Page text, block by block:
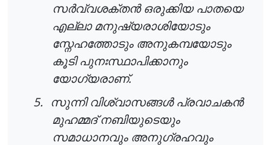
സർവ്വശക്തൻ ഒരുക്കിയ പാതയെ
എല്ലാ മനുഷ്യരാശിയോടും
സ്നേഹത്തോടും അനുകമ്പയോടും
കൂടി പുനഃസ്ഥാപിക്കാനും
യോഗ്യരാണ്.
5.
സുന്നി വിശ്വാസങ്ങൾ പ്രവാചകൻ
മുഹമ്മദ് നബിയുടെയും
സമാധാനവും അനുഗ്രഹവും